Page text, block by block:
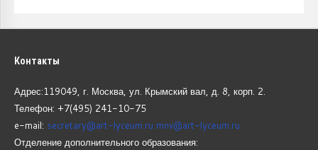
Контакты
Адрес:119049, г. Москва, ул. Крымский вал, д. 8, корп. 2.
Телефон: +7(495) 241-10-75
e-mail: secretary@art-lyceum.ru mnv@art-lyceum.ru
Отделение дополнительного образования: